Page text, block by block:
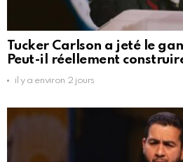
Tucker Carlson a jeté le
Peut-il réellement
il y a environ 2 jours